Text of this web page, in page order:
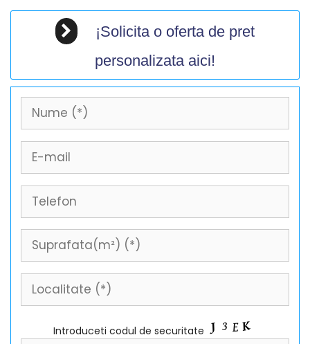
¡Solicita o oferta de pret
personalizata aici!
Introduceti codul de securitate